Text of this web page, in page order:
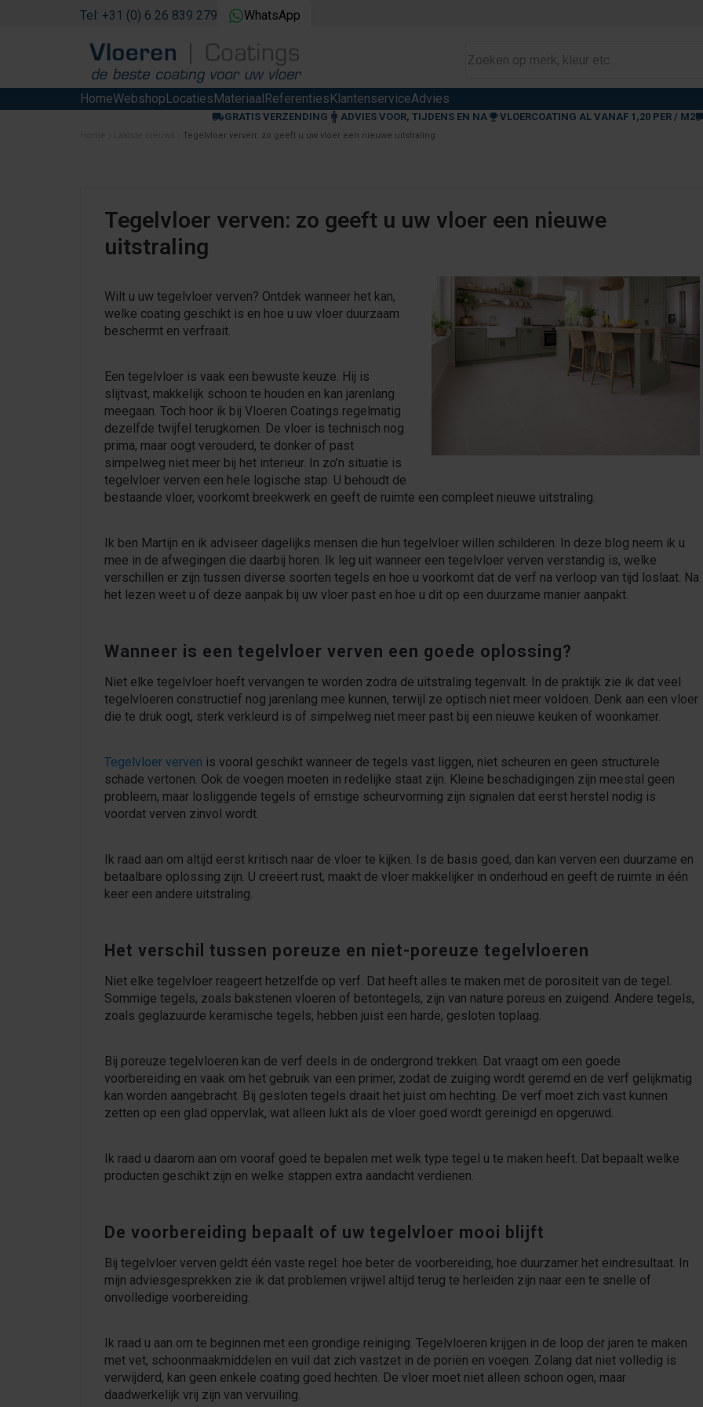
Tel: +31 (0) 6 26 839 279 WhatsApp
HomeWebshopLocatiesMateriaalReferentiesKlantenserviceAdvies
GRATIS VERZENDING ADVIES VOOR, TIJDENS EN NA VLOERCOATING AL VANAF 1,20 PER / M2
Tegelvloer verven: zo geeft u uw vloer een nieuwe uitstraling
Tegelvloer verven: zo geeft u uw vloer een nieuwe
uitstraling
Wilt u uw tegelvloer verven? Ontdek wanneer het kan,
welke coating geschikt is en hoe u uw vloer duurzaam
beschermt en verfraait.
Een tegelvloer is vaak een bewuste keuze. Hij is
slijtvast, makkelijk schoon te houden en kan jarenlang
meegaan. Toch hoor ik bij Vloeren Coatings regelmatig
dezelfde twijfel terugkomen. De vloer is technisch nog
prima, maar oogt verouderd, te donker of past
simpelweg niet meer bij het interieur. In zo’n situatie is
tegelvloer verven een hele logische stap. U behoudt de
bestaande vloer, voorkomt breekwerk en geeft de ruimte een compleet nieuwe uitstraling.
Ik ben Martijn en ik adviseer dagelijks mensen die hun tegelvloer willen schilderen. In deze blog neem ik u
mee in de afwegingen die daarbij horen. Ik leg uit wanneer een tegelvloer verven verstandig is, welke
verschillen er zijn tussen diverse soorten tegels en hoe u voorkomt dat de verf na verloop van tijd loslaat. Na
het lezen weet u of deze aanpak bij uw vloer past en hoe u dit op een duurzame manier aanpakt.
Wanneer is een tegelvloer verven een goede oplossing?
Niet elke tegelvloer hoeft vervangen te worden zodra de uitstraling tegenvalt. In de praktijk zie ik dat veel
tegelvloeren constructief nog jarenlang mee kunnen, terwijl ze optisch niet meer voldoen. Denk aan een vloer
die te druk oogt, sterk verkleurd is of simpelweg niet meer past bij een nieuwe keuken of woonkamer.
Tegelvloer verven is vooral geschikt wanneer de tegels vast liggen, niet scheuren en geen structurele
schade vertonen. Ook de voegen moeten in redelijke staat zijn. Kleine beschadigingen zijn meestal geen
probleem, maar losliggende tegels of ernstige scheurvorming zijn signalen dat eerst herstel nodig is
voordat verven zinvol wordt.
Ik raad aan om altijd eerst kritisch naar de vloer te kijken. Is de basis goed, dan kan verven een duurzame en
betaalbare oplossing zijn. U creëert rust, maakt de vloer makkelijker in onderhoud en geeft de ruimte in één
keer een andere uitstraling.
Het verschil tussen poreuze en niet-poreuze tegelvloeren
Niet elke tegelvloer reageert hetzelfde op verf. Dat heeft alles te maken met de porositeit van de tegel.
Sommige tegels, zoals bakstenen vloeren of betontegels, zijn van nature poreus en zuigend. Andere tegels,
zoals geglazuurde keramische tegels, hebben juist een harde, gesloten toplaag.
Bij poreuze tegelvloeren kan de verf deels in de ondergrond trekken. Dat vraagt om een goede
voorbereiding en vaak om het gebruik van een primer, zodat de zuiging wordt geremd en de verf gelijkmatig
kan worden aangebracht. Bij gesloten tegels draait het juist om hechting. De verf moet zich vast kunnen
zetten op een glad oppervlak, wat alleen lukt als de vloer goed wordt gereinigd en opgeruwd.
Ik raad u daarom aan om vooraf goed te bepalen met welk type tegel u te maken heeft. Dat bepaalt welke
producten geschikt zijn en welke stappen extra aandacht verdienen.
De voorbereiding bepaalt of uw tegelvloer mooi blijft
Bij tegelvloer verven geldt één vaste regel: hoe beter de voorbereiding, hoe duurzamer het eindresultaat. In
mijn adviesgesprekken zie ik dat problemen vrijwel altijd terug te herleiden zijn naar een te snelle of
onvolledige voorbereiding.
Ik raad u aan om te beginnen met een grondige reiniging. Tegelvloeren krijgen in de loop der jaren te maken
met vet, schoonmaakmiddelen en vuil dat zich vastzet in de poriën en voegen. Zolang dat niet volledig is
verwijderd, kan geen enkele coating goed hechten. De vloer moet niet alleen schoon ogen, maar
daadwerkelijk vrij zijn van vervuiling.